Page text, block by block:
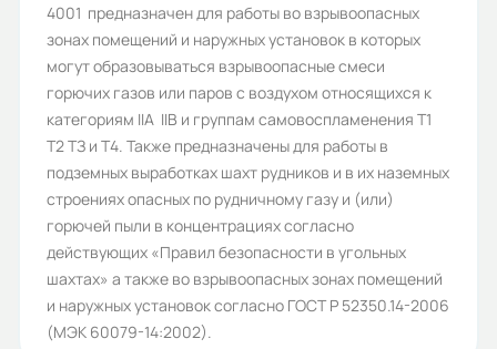
Высота оси вращения (мм):
315
Стандарт:
ГОСТ
Серия:
2АИМУР
Бренд:
Орлан
4001 предназначен для работы во взрывоопасных
зонах помещений и наружных установок в которых
могут образовываться взрывоопасные смеси
горючих газов или паров с воздухом относящихся к
категориям IIА IIВ и группам самовоспламенения Т1
Т2 ТЗ и Т4. Также предназначены для работы в
подземных выработках шахт рудников и в их наземных
строениях опасных по рудничному газу и (или)
горючей пыли в концентрациях согласно
действующих «Правил безопасности в угольных
шахтах» а также во взрывоопасных зонах помещений
и наружных установок согласно ГОСТ Р 52350.14-2006
(МЭК 60079-14:2002).